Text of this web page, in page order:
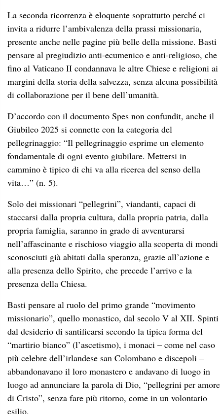
La seconda ricorrenza è eloquente soprattutto perché ci
invita a ridurre l’ambivalenza della prassi missionaria,
presente anche nelle pagine più belle della missione. Basti
pensare al pregiudizio anti-ecumenico e anti-religioso, che
fino al Vaticano II condannava le altre Chiese e religioni ai
margini della storia della salvezza, senza alcuna possibilità
di collaborazione per il bene dell’umanità.
D’accordo con il documento Spes non confundit, anche il
Giubileo 2025 si connette con la categoria del
pellegrinaggio: “Il pellegrinaggio esprime un elemento
fondamentale di ogni evento giubilare. Mettersi in
cammino è tipico di chi va alla ricerca del senso della
vita…” (n. 5).
Solo dei missionari “pellegrini”, viandanti, capaci di
staccarsi dalla propria cultura, dalla propria patria, dalla
propria famiglia, saranno in grado di avventurarsi
nell’affascinante e rischioso viaggio alla scoperta di mondi
sconosciuti già abitati dalla speranza, grazie all’azione e
alla presenza dello Spirito, che precede l’arrivo e la
presenza della Chiesa.
Basti pensare al ruolo del primo grande “movimento
missionario”, quello monastico, dal secolo V al XII. Spinti
dal desiderio di santificarsi secondo la tipica forma del
“martirio bianco” (l’ascetismo), i monaci – come nel caso
più celebre dell’irlandese san Colombano e discepoli –
abbandonavano il loro monastero e andavano di luogo in
luogo ad annunciare la parola di Dio, “pellegrini per amore
di Cristo”, senza fare più ritorno, come in un volontario
esilio.